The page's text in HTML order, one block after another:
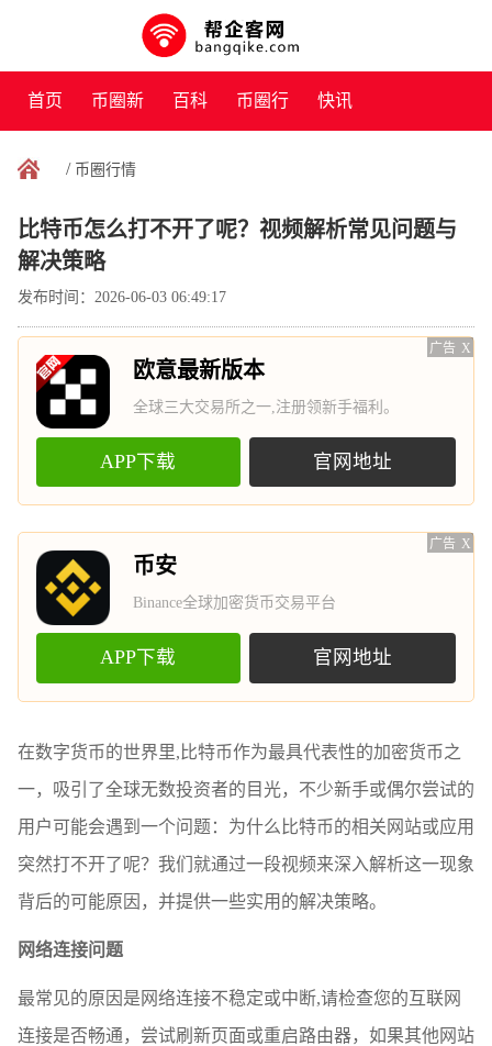
首页 币圈新
闻
百科 币圈行 快讯
/ 币圈行情
比特币怎么打不开了呢？视频解析常见问题与
解决策略
发布时间：2026-06-03 06:49:17
广告 X
欧意最新版本
全球三大交易所之一,注册领新手福利。
APP下载 官网地址
广告 X
币安
Binance全球加密货币交易平台
APP下载 官网地址
在数字货币的世界里,比特币作为最具代表性的加密货币之
一，吸引了全球无数投资者的目光，不少新手或偶尔尝试的
用户可能会遇到一个问题：为什么比特币的相关网站或应用
突然打不开了呢？我们就通过一段视频来深入解析这一现象
背后的可能原因，并提供一些实用的解决策略。
网络连接问题
最常见的原因是网络连接不稳定或中断,请检查您的互联网
连接是否畅通，尝试刷新页面或重启路由器，如果其他网站